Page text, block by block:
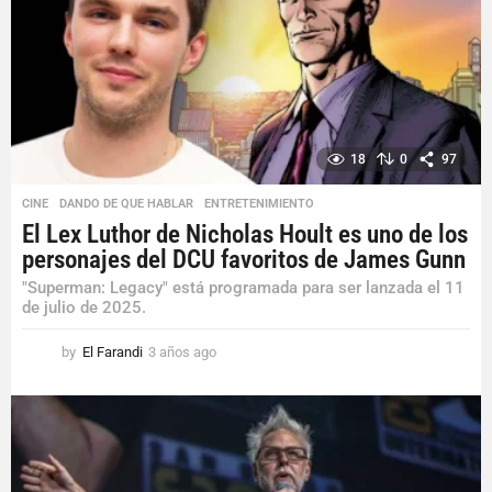
18 0 97
CINE ,DANDO DE QUE HABLAR ,ENTRETENIMIENTO
El Lex Luthor de Nicholas Hoult es uno de los
personajes del DCU favoritos de James Gunn
"Superman: Legacy" está programada para ser lanzada el 11
de julio de 2025.
by El Farandi 3 años ago
ñ
a
g